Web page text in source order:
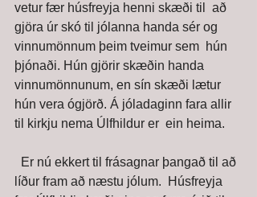
vetur fær húsfreyja henni skæði til  að
gjöra úr skó til jólanna handa sér og
vinnumönnum þeim tveimur sem  hún
þjónaði. Hún gjörir skæðin handa
vinnumönnunum, en sín skæði lætur
hún vera ógjörð. Á jóladaginn fara allir
til kirkju nema Úlfhildur er  ein heima.
líður fram að næstu jólum.  Húsfreyja